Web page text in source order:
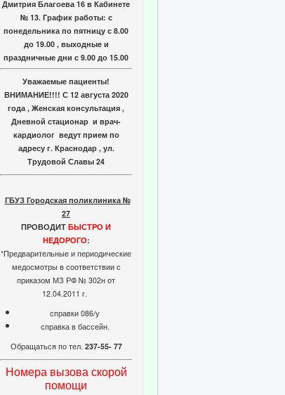
Дмитрия Благоева 16 в Кабинете
№ 13. График работы: с
понедельника по пятницу с 8.00
до 19.00 , выходные и
праздничные дни с 9.00 до 15.00
Уважаемые пациенты!
ВНИМАНИЕ!!!! С 12 августа 2020
года , Женская консультация ,
Дневной стационар и врач-
кардиолог ведут прием по
адресу г. Краснодар , ул.
Трудовой Славы 24
ГБУЗ Городская поликлиника №
27
ПРОВОДИТ БЫСТРО И
НЕДОРОГО:
*Предварительные и периодические
медосмотры в соответствии с
приказом МЗ РФ № 302н от
12.04.2011 г.
справки 086/у
справка в бассейн.
Обращаться по тел. 237-55- 77
Номера вызова скорой
помощи